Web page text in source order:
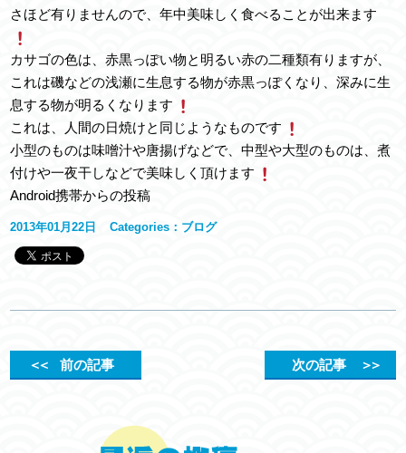
さほど有りませんので、年中美味しく食べることが出来ます
カサゴの色は、赤黒っぽい物と明るい赤の二種類有りますが、
これは磯などの浅瀬に生息する物が赤黒っぽくなり、深みに生
息する物が明るくなります
これは、人間の日焼けと同じようなものです
小型のものは味噌汁や唐揚げなどで、中型や大型のものは、煮
付けや一夜干しなどで美味しく頂けます
Android携帯からの投稿
2013年01月22日 Categories： ブログ
＜＜前の記事 次の記事 ＞＞